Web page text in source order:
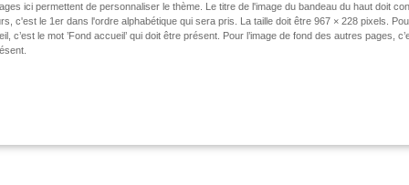
ici permettent de personnaliser le thème. Le titre de l'image du bandeau du haut doit
c'est le 1er dans l'ordre alphabétique qui sera pris. La taille doit être 967 × 228 pixels.
c’est le mot ’Fond accueil’ qui doit être présent. Pour l’image de fond des autres pages,